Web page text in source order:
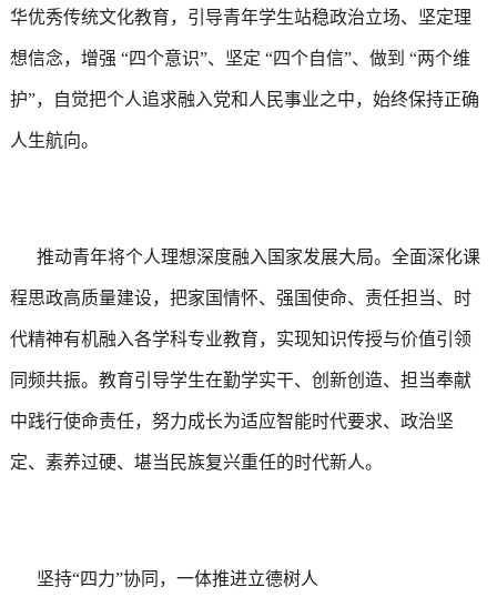
华优秀传统文化教育，引导青年学生站稳政治立场、坚定理
想信念，增强 “四个意识”、坚定 “四个自信”、做到 “两个维
护”，自觉把个人追求融入党和人民事业之中，始终保持正确
人生航向。
推动青年将个人理想深度融入国家发展大局。全面深化课
程思政高质量建设，把家国情怀、强国使命、责任担当、时
代精神有机融入各学科专业教育，实现知识传授与价值引领
同频共振。教育引导学生在勤学实干、创新创造、担当奉献
中践行使命责任，努力成长为适应智能时代要求、政治坚
定、素养过硬、堪当民族复兴重任的时代新人。
坚持“四力”协同，一体推进立德树人